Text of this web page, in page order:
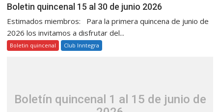
Boletin quincenal 15 al 30 de junio 2026
Estimados miembros: Para la primera quincena de junio de
2026 los invitamos a disfrutar del...
Boletin quincenal Club Inntegra
Boletín quincenal 1 al 15 de junio de